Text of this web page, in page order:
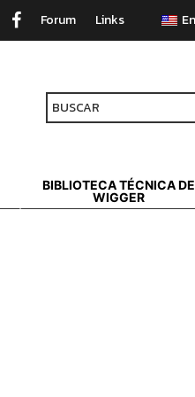
Forum Links
BIBLIOTECA TÉCNICA DE
WIGGER